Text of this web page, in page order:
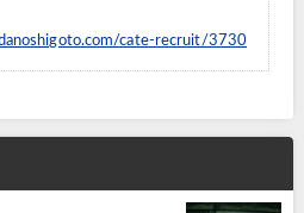
cate-recruit/3730